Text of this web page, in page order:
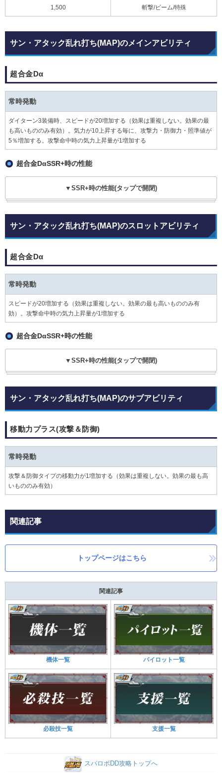
1,500 斬撃/ビーム/特殊
サン・アタック乱れ打ち(MAP)のメインアビリティ
超合金Dα
常時発動
ダイターン3装備時、スピードが20増加する（効果は重複しない。効果の最
も高いもののみ有効）。気力が10上昇する毎に、攻撃力・防御力・照準値が
5％増加する。攻撃命中時の気力上昇量が1増加する
超合金DαSSR+時の性能
▼SSR+時の性能(タップで開閉)
サン・アタック乱れ打ち(MAP)のスロットアビリティ
超合金Dα
常時発動
スピードが20増加する（効果は重複しない。効果の最も高いもののみ有
効）。攻撃命中時の気力上昇量が1増加する
超合金DαSSR+時の性能
▼SSR+時の性能(タップで開閉)
サン・アタック乱れ打ち(MAP)のサブアビリティ
移動力プラス(攻撃＆防御)
常時発動
攻撃＆防御タイプの移動力が1増加する（効果は重複しない。効果の最も高
いもののみ有効）
関連記事
トップページはこちら
関連記事
機体一覧 パイロット一覧
必殺技一覧 支援一覧
スパロボDD攻略トップへ